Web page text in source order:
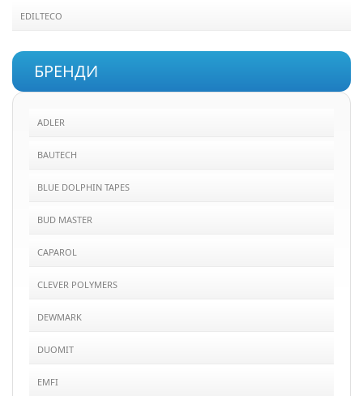
EDILTECO
БРЕНДИ
ADLER
BAUTECH
BLUE DOLPHIN TAPES
BUD MASTER
CAPAROL
CLEVER POLYMERS
DEWMARK
DUOMIT
EMFI